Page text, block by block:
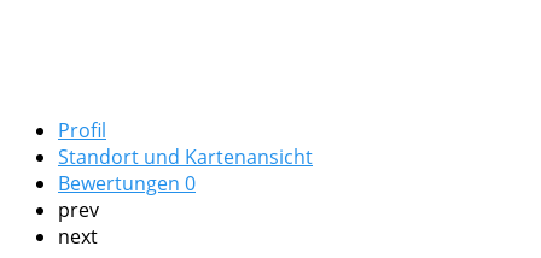
Profil
Standort und Kartenansicht
Bewertungen 0
prev
next